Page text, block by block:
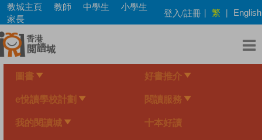
Skip
main
content
教城主頁 教師 中學生
小學生
家長
登入/註冊 | 繁 | English
圖書 好書推介
e悅讀學校計劃 閱讀服務
我的閱讀城 十本好讀